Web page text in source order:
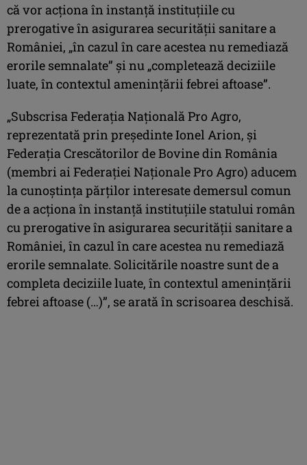
că vor acţiona în instanţă instituţiile cu
prerogative în asigurarea securităţii sanitare a
României, „în cazul în care acestea nu remediază
erorile semnalate” şi nu „completează deciziile
luate, în contextul ameninţării febrei aftoase”.
„Subscrisa Federaţia Naţională Pro Agro,
reprezentată prin preşedinte Ionel Arion, şi
Federaţia Crescătorilor de Bovine din România
(membri ai Federaţiei Naţionale Pro Agro) aducem
la cunoştinţa părţilor interesate demersul comun
de a acţiona în instanţă instituţiile statului român
cu prerogative în asigurarea securităţii sanitare a
României, în cazul în care acestea nu remediază
erorile semnalate. Solicitările noastre sunt de a
completa deciziile luate, în contextul ameninţării
febrei aftoase (…)”, se arată în scrisoarea deschisă.